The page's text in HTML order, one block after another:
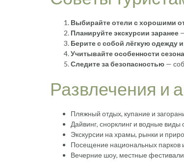
Выбирайте отели с хорошими
Планируйте экскурсии заранее
Берите с собой лёгкую одежду
Учитывайте особенности сезона
Следите за безопасностью —
Развлечения и
Пляжный отдых, купание и
Дайвинг, снорклинг и водные виды
Экскурсии на храмы, рынки и
Посещение национальных парков
Вечерние шоу, местные